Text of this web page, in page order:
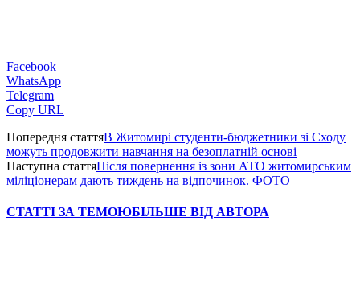
Facebook
WhatsApp
Telegram
Copy URL
Попередня статтяВ Житомирі студенти-бюджетники зі Сходу
можуть продовжити навчання на безоплатній основі
Наступна статтяПісля повернення із зони АТО житомирським
міліціонерам дають тиждень на відпочинок. ФОТО
СТАТТІ ЗА ТЕМОЮБІЛЬШЕ ВІД АВТОРА